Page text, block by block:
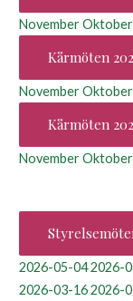
NovemberOktober
Kårmöten
NovemberOktober
Kårmöten
NovemberOktober
2026-05-042026-
2026-03-162026-